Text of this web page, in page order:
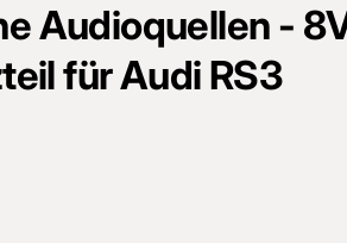
Audioquellen -
für Audi RS3